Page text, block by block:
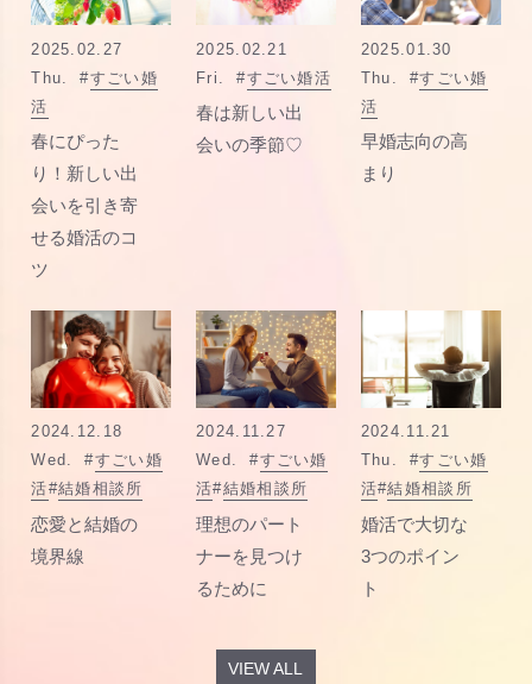
2025.02.27
Thu.
#すごい婚
活
春にぴった
り！新しい出
会いを引き寄
せる婚活のコ
ツ
2025.02.21
Fri.
#すごい婚活
春は新しい出
会いの季節♡
2025.01.30
Thu.
#すごい婚
活
早婚志向の高
まり
2024.12.18
Wed.
#すごい婚
活#結婚相談所
恋愛と結婚の
境界線
2024.11.27
Wed.
#すごい婚
活#結婚相談所
理想のパート
ナーを見つけ
るために
2024.11.21
Thu.
#すごい婚
活#結婚相談所
婚活で大切な
3つのポイン
ト
VIEW ALL